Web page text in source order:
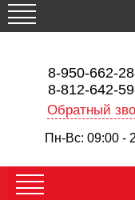
8-950-662-
8-812-642-
Обратный
Пн-Вс: 09:00 -